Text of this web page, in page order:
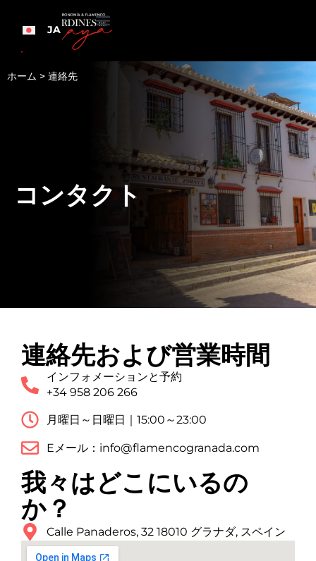
JA
ホーム > 連絡先
コンタクト
連絡先および営業時間
インフォメーションと予約
+34 958 206 266
月曜日～日曜日｜15:00～23:00
Eメール：info@flamencogranada.com
我々はどこにいるの
か？
Calle Panaderos, 32 18010 グラナダ, スペイン